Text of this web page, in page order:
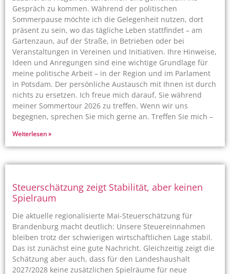
Gespräch zu kommen. Während der politischen
Sommerpause möchte ich die Gelegenheit nutzen, dort
präsent zu sein, wo das tägliche Leben stattfindet – am
Gartenzaun, auf der Straße, in Betrieben oder bei
Veranstaltungen in Vereinen und Initiativen. Ihre Hinweise,
Ideen und Anregungen sind eine wichtige Grundlage für
meine politische Arbeit – in der Region und im Parlament
in Potsdam. Der persönliche Austausch mit Ihnen ist durch
nichts zu ersetzen. Ich freue mich darauf, Sie während
meiner Sommertour 2026 zu treffen. Wenn wir uns
begegnen, sprechen Sie mich gerne an. Treffen Sie mich –
Weiterlesen »
Steuerschätzung zeigt Stabilität, aber keinen
Spielraum
Die aktuelle regionalisierte Mai-Steuerschätzung für
Brandenburg macht deutlich: Unsere Steuereinnahmen
bleiben trotz der schwierigen wirtschaftlichen Lage stabil.
Das ist zunächst eine gute Nachricht. Gleichzeitig zeigt die
Schätzung aber auch, dass für den Landeshaushalt
2027/2028 keine zusätzlichen Spielräume für neue